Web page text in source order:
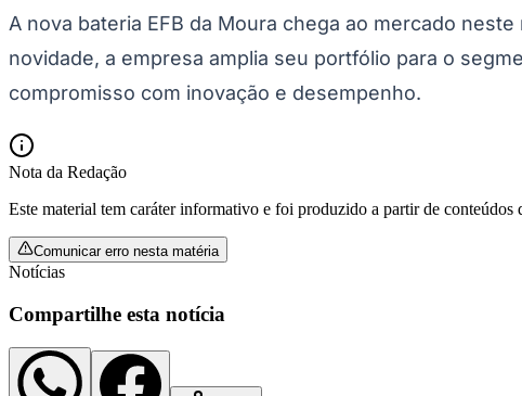
Competições de Futebol
Brasileirão Série A
Brasileirão Série B
Sul-Americana
Champions League
La Liga
Bundesliga
Times - Ir direto
A nova bateria EFB da Moura chega ao mercado
novidade, a empresa amplia seu portfólio para o
compromisso com inovação e desempenho.
Nota da Redação
Este material tem caráter informativo e foi produzido a partir de conteúdos
Comunicar erro nesta matéria
Notícias
Compartilhe esta notícia